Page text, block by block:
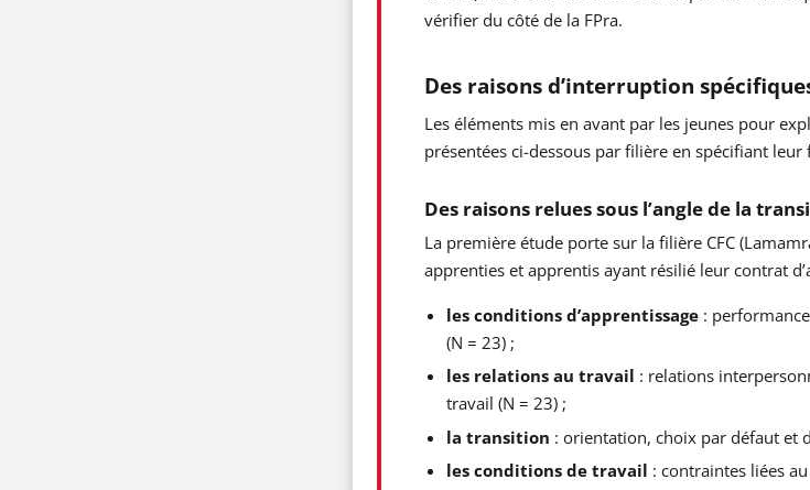
vérifier du côté de la FPra.
Des raisons d’interruption
Les éléments mis en avant par les jeunes pour
présentées ci-dessous par filière en spécifiant
Des raisons relues sous l’angle de la
La première étude porte sur la filière CFC
apprenties et apprentis ayant résilié leur contrat
les conditions d’apprentissage :
(N = 23) ;
les relations au travail : relations
travail (N = 23) ;
la transition : orientation, choix par défaut et
les conditions de travail : contraintes liées